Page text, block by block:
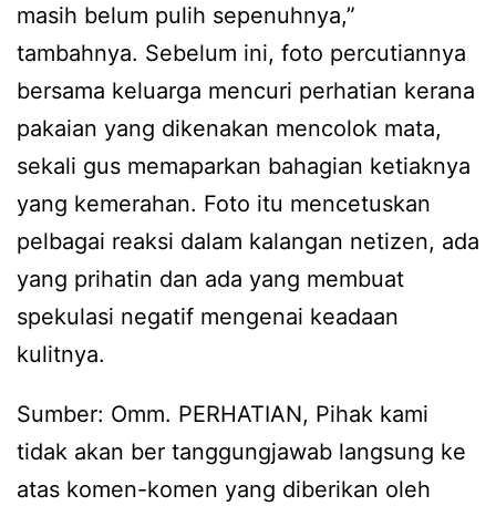
masih belum pulih sepenuhnya,”
tambahnya. Sebelum ini, foto percutiannya
bersama keluarga mencuri perhatian kerana
pakaian yang dikenakan mencolok mata,
sekali gus memaparkan bahagian ketiaknya
yang kemerahan. Foto itu mencetuskan
pelbagai reaksi dalam kalangan netizen, ada
yang prihatin dan ada yang membuat
spekulasi negatif mengenai keadaan
kulitnya.
Sumber: Omm. PERHATIAN, Pihak kami
tidak akan ber tanggungjawab langsung ke
atas komen-komen yang diberikan oleh